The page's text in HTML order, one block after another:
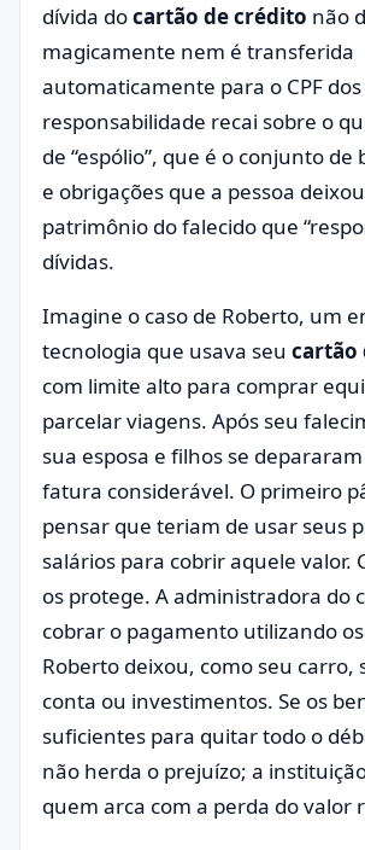
dívida docartão de crédito não
magicamente nem é transferida
automaticamente para o CPF
responsabilidade recai sobre o
de “espólio”, que é o conjunto de
e obrigações que a pessoa
patrimônio do falecido que
dívidas.
Imagine o caso de Roberto, um
tecnologia que usava seu cartão
com limite alto para comprar
parcelar viagens. Após seu
sua esposa e filhos se
fatura considerável. O primeiro
pensar que teriam de usar seus
salários para cobrir aquele valor.
os protege. A administradora do
cobrar o pagamento utilizando
Roberto deixou, como seu carro,
conta ou investimentos. Se os
suficientes para quitar todo o
não herda o prejuízo; a
quem arca com a perda do valor